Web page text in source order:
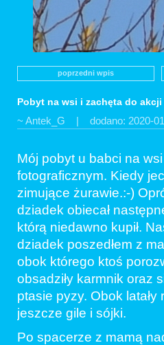
poprzedni wpis
Pobyt na wsi i zachęta do akcji
~ Antek_G | dodano: 2020-
Mój pobyt u babci na
fotograficznym. Kiedy
zimujące żurawie.:-)
dziadek obiecał
którą niedawno kupił.
dziadek poszedłem z
obok którego ktoś
obsadziły karmnik oraz
ptasie pyzy. Obok
jeszcze gile i sójki.
Po spacerze z mamą